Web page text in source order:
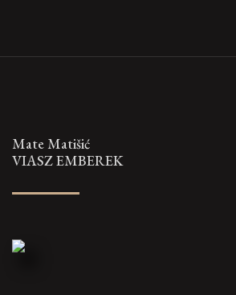
Mate Matišić
VIASZ EMBEREK